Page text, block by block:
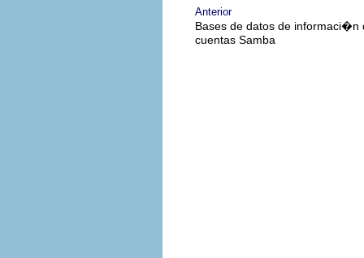
Anterior
Bases de datos de informaci�n
cuentas Samba